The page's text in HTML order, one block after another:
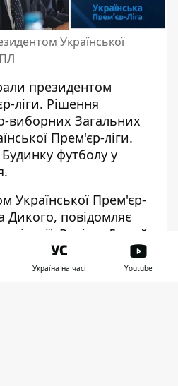
Української
президентом
ліги. Рішення
виборних Загальних
Прем'єр-ліги.
футболу у
Української Прем'єр-
Дикого, повідомляє
Раніше Дикий
директора
Прем'єр-ліги не було
з 2020 року,
Україна на часі Youtube